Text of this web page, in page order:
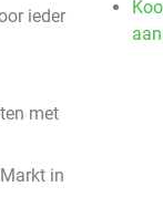
ieder
met
in